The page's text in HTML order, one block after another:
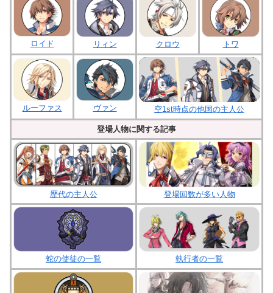
ロイド リィン クロウ トワ
ルーファス ヴァン 空1st時点の他国の主人公
登場人物に関する記事
歴代の主人公 登場回数が多い人物
蛇の使徒の一覧 執行者の一覧